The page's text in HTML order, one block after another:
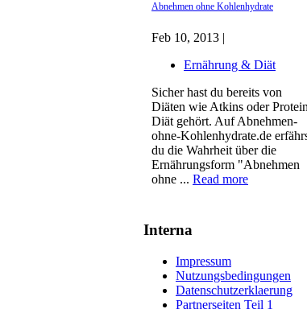
Abnehmen ohne Kohlenhydrate
Feb 10, 2013 |
Ernährung & Diät
Sicher hast du bereits von
Diäten wie Atkins oder Protein
Diät gehört. Auf Abnehmen-
ohne-Kohlenhydrate.de
du die Wahrheit über die
Ernährungsform "Abnehmen
ohne ... Read more
Interna
Impressum
Nutzungsbedingungen
Datenschutzerklaerung
Partnerseiten Teil 1